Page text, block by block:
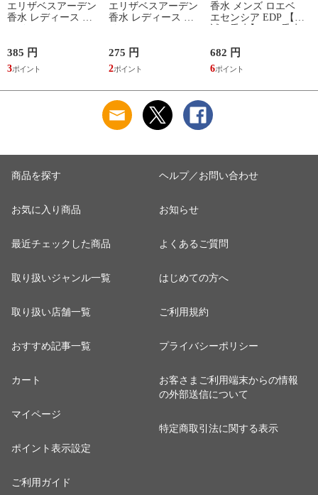
エリザベスアーデン
香水 レディース ホ
香水 フレグランス
少量 量り売り 香水
お試し WHITE TEA
385 円
3
エリザベスアーデン
香水 レディース グ
香水 フレグランス
少量 量り売り 香水
お試し GREEN TEA
ELIZABETH ARDEN
新品 未使用
275 円
2
香水 メンズ ロエベ
エセンシア EDP 【お
量り売り 香水 お試
し LOEWE ESENCIA
新品 未使用
682 円
6
商品を探す
お気に入り商品
最近チェックした商品
取り扱いジャンル一覧
取り扱い店舗一覧
おすすめ記事一覧
カート
マイページ
ポイント表示設定
ご利用ガイド
ヘルプ／お問い合わせ
お知らせ
よくあるご質問
はじめての方へ
ご利用規約
プライバシーポリシー
お客さまご利用端末からの情報
の外部送信について
特定商取引法に関する表示